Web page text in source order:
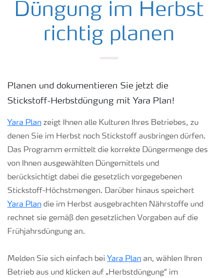
Düngung im Herbst
richtig planen
Planen und dokumentieren Sie jetzt die
Stickstoff-Herbstdüngung mit Yara Plan!
Yara Plan zeigt Ihnen alle Kulturen Ihres Betriebes, zu
denen Sie im Herbst noch Stickstoff ausbringen dürfen.
Das Programm ermittelt die korrekte Düngermenge des
von Ihnen ausgewählten Düngemittels und
berücksichtigt dabei die gesetzlich vorgegebenen
Stickstoff-Höchstmengen. Darüber hinaus speichert
Yara Plan die im Herbst ausgebrachten Nährstoffe und
rechnet sie gemäß den gesetzlichen Vorgaben auf die
Frühjahrsdüngung an.
Melden Sie sich einfach bei Yara Plan an, wählen Ihren
Betrieb aus und klicken auf „Herbstdüngung“ im